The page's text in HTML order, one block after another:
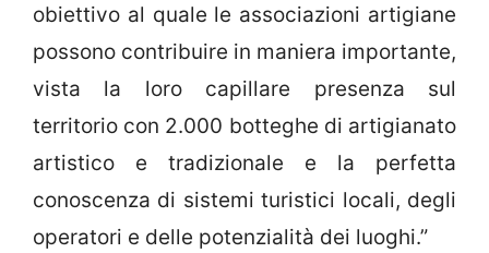
obiettivo al quale le associazioni artigiane
possono contribuire in maniera importante,
vista la loro capillare presenza sul
territorio con 2.000 botteghe di artigianato
artistico e tradizionale e la perfetta
conoscenza di sistemi turistici locali, degli
operatori e delle potenzialità dei luoghi.”